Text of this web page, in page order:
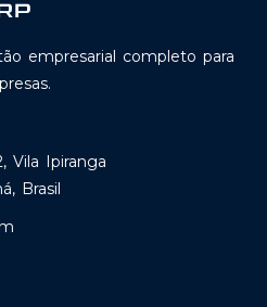
empresarial completo para
Vila Ipiranga
Brasil